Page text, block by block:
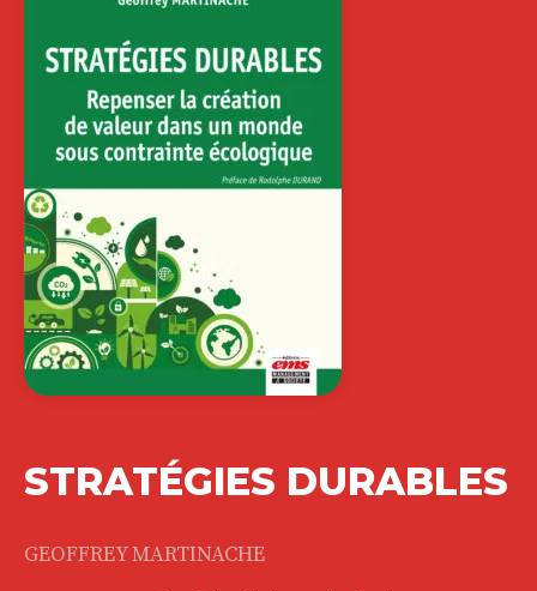
STRATÉGIES DURABLES
GEOFFREY MARTINACHE